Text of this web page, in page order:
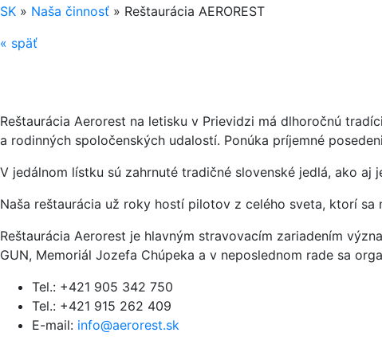
SK » Naša činnosť » Reštaurácia AEROREST
« späť
Reštaurácia Aerorest na letisku v Prievidzi má dlhoročnú
a rodinných spoločenských udalostí. Ponúka príjemné
V jedálnom lístku sú zahrnuté tradičné slovenské jedlá, ako
Naša reštaurácia už roky hostí pilotov z celého sveta, ktorí
Reštaurácia Aerorest je hlavným stravovacím zariadením
GUN, Memoriál Jozefa Chúpeka a v neposlednom rade sa
Tel.: +421 905 342 750
Tel.: +421 915 262 409
E-mail: info@aerorest.sk